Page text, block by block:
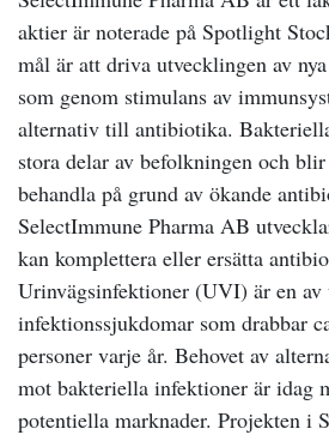
aktier är noterade på Spotlight
mål är att driva utvecklingen av
som genom stimulans av
alternativ till antibiotika.
stora delar av befolkningen och
behandla på grund av ökande
SelectImmune Pharma AB
kan komplettera eller ersätta
Urinvägsinfektioner (UVI) är en av
infektionssjukdomar som drabbar
personer varje år. Behovet av
mot bakteriella infektioner är idag
potentiella marknader. Projekten i